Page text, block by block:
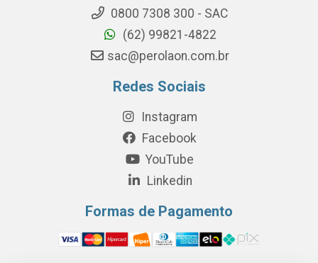
0800 7308 300 - SAC
(62) 99821-4822
sac@perolaon.com.br
Redes Sociais
Instagram
Facebook
YouTube
Linkedin
Formas de Pagamento